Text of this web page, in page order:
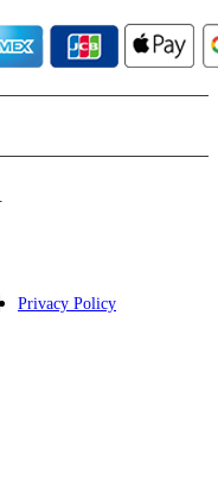
Privacy Policy